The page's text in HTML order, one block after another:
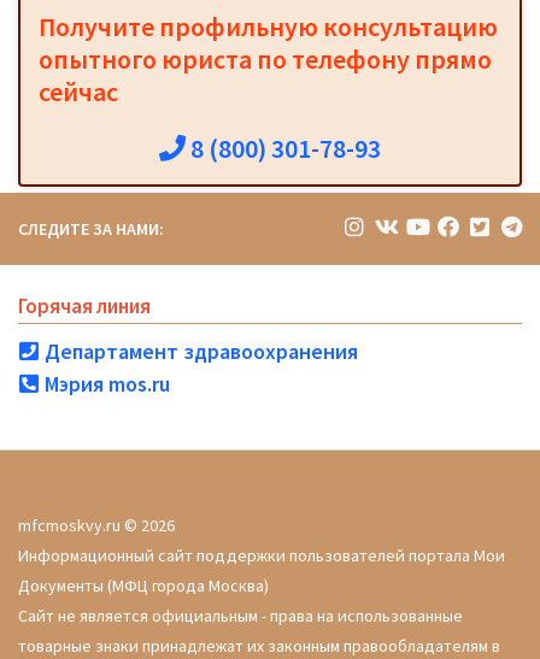
Получите профильную консультацию
опытного юриста по телефону прямо
сейчас
8 (800) 301-78-93
СЛЕДИТЕ ЗА НАМИ:
Горячая линия
Департамент здравоохранения
Мэрия mos.ru
mfcmoskvy.ru © 2026
Информационный сайт поддержки пользователей портала Мои
Документы (МФЦ города Москва)
Сайт не является официальным - права на использованные
товарные знаки принадлежат их законным правообладателям в